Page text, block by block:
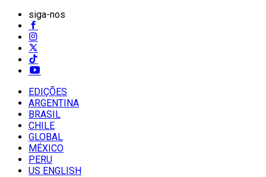
siga-nos
EDIÇÕES
ARGENTINA
BRASIL
CHILE
GLOBAL
MÉXICO
PERU
US ENGLISH